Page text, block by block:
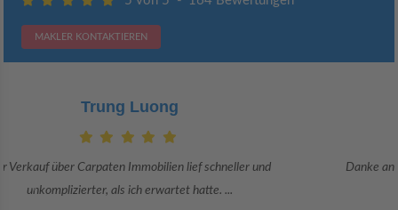
MAKLER KONTAKTIEREN
Claudia Bergrath
Danke an Carpaten Immobilien und besonders an Frau Adriana Sarca.
Sie war viele Monate mehr als ...